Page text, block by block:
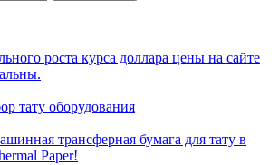
роста курса доллара цены на сайте
тату оборудования
трансферная бумага для тату в
Paper!